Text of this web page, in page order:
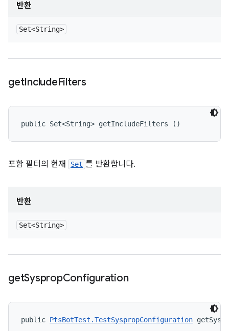
반환
Set<String>
getIncludeFilters
public Set<String> getIncludeFilters ()
포함 필터의 현재 Set 를 반환합니다.
반환
Set<String>
getSyspropConfiguration
public PtsBotTest.TestSyspropConfiguration